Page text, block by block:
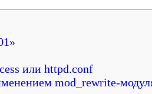
или httpd.conf
mod_rewrite-